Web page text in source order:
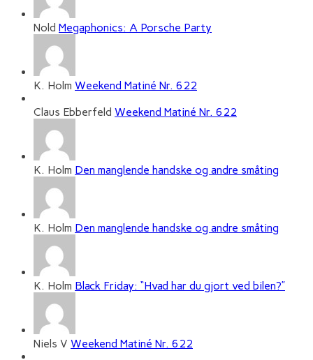
Nold Megaphonics: A Porsche Party
K. Holm Weekend Matiné Nr. 622
Claus Ebberfeld Weekend Matiné Nr. 622
K. Holm Den manglende handske og andre småting
K. Holm Den manglende handske og andre småting
K. Holm Black Friday: “Hvad har du gjort ved bilen?”
Niels V Weekend Matiné Nr. 622